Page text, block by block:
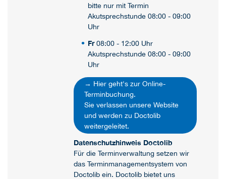
bitte nur mit Termin
Akutsprechstunde 08:00 - 09:00
Uhr
Fr08:00 - 12:00 Uhr
Akutsprechstunde 08:00 - 09:00
Uhr
→ Hier geht's zur Online-
Terminbuchung.
Sie verlassen unsere Website
und werden zu Doctolib
weitergeleitet.
Datenschutzhinweis Doctolib
Für die Terminverwaltung setzen wir
das Terminmanagementsystem von
Doctolib ein. Doctolib bietet uns